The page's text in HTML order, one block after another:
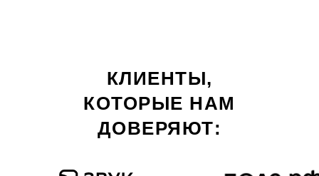
КЛИЕНТЫ,
КОТОРЫЕ НАМ
ДОВЕРЯЮТ: